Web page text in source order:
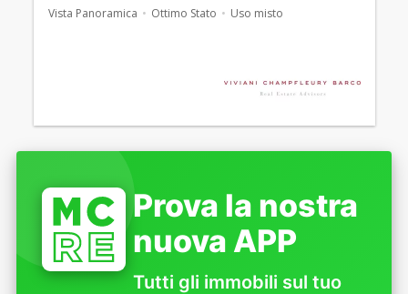
Vista Panoramica Ottimo Stato Uso misto
Prova la nostra
nuova APP
Tutti gli immobili sul tuo